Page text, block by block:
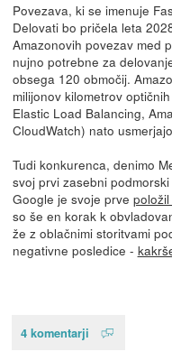
Povezava, ki se imenuje
Delovati bo pričela leta
Amazonovih povezav med
nujno potrebne za
obsega 120 območij.
milijonov kilometrov
Elastic Load Balancing,
CloudWatch) nato
Tudi konkurenca, denimo
svoj prvi zasebni
Google je svoje prve
so še en korak k
že z oblačnimi storitvami
negativne posledice -
4 komentarji